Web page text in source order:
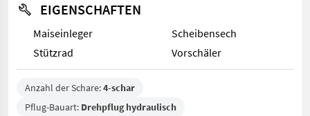
EIGENSCHAFTEN
Maiseinleger
Scheibensech
Stützrad
Vorschäler
Anzahl der Schare:4-schar
Pflug-Bauart: Drehpflug hydraulisch